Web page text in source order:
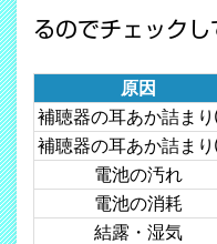
るのでチェックし
原因
補聴器の耳あか詰ま
補聴器の耳あか詰ま
電池の汚れ
電池の消耗
結露・湿気